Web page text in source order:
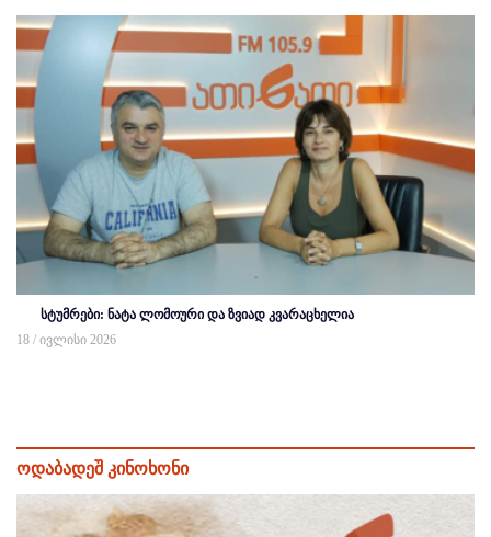
სტუმრები: ნატა ლომოური და ზვიად კვარაცხელია
18 / ივლისი 2026
ოდაბადეშ კინოხონი